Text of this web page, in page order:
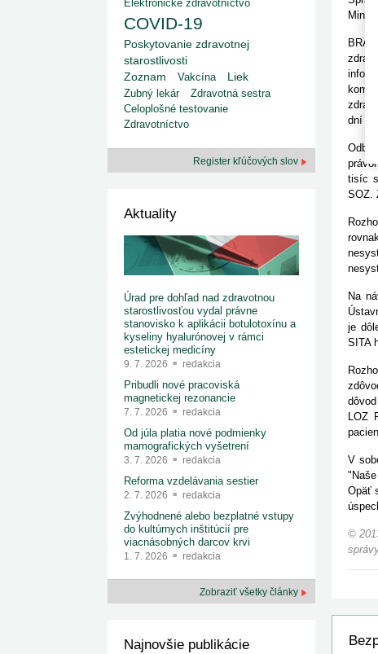
Ministerstvo zdravotníctva zverejnilo aktualizovaný
zoznam kategori...
29. 6. 2026
Rezort zdravotníctva zverejnil zoznam
kategorizovaných špeciálnych ...
29. 6. 2026
redakcia
Výzva na podporu dostupnosti zdravotnej
starostlivosti v centrách z...
Od 1. augusta 2026 sa
implementáciu nových
dní
tisíc
SOZ.
Na
je
SITA
LOZ
V
Opäť
©
Elektronické zdravotníctvo
COVID-19
Poskytovanie zdravotnej
starostlivosti
Zoznam Vakcína Liek
Zubný lekár
Zdravotná sestra
Celoplošné testovanie
Zdravotníctvo
Register kľúčových slov
Aktuality
Úrad pre dohľad nad zdravotnou
starostlivosťou vydal právne
stanovisko k aplikácii botulotoxínu a
kyseliny hyalurónovej v rámci
estetickej medicíny
9. 7. 2026 redakcia
Pribudli nové pracoviská
magnetickej rezonancie
7. 7. 2026 redakcia
Od júla platia nové podmienky
mamografických vyšetrení
3. 7. 2026 redakcia
Reforma vzdelávania sestier
2. 7. 2026 redakcia
Zvýhodnené alebo bezplatné vstupy
do kultúrnych inštitúcií pre
viacnásobných darcov krvi
1. 7. 2026 redakcia
Zobraziť všetky články
Najnovšie publikácie